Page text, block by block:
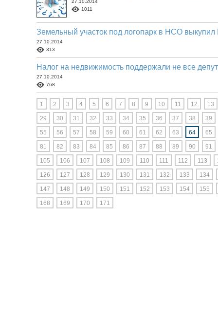
1011
Земельный участок под логопарк в НСО
27.10.2014
313
Налог на недвижимость поддержали не все
27.10.2014
768
1 2 3 4 5 6 7 8 9 10 11 12 13
29 30 31 32 33 34 35 36 37 38 39
55 56 57 58 59 60 61 62 63 64 65
81 82 83 84 85 86 87 88 89 90 91
105 106 107 108 109 110 111 112 113
126 127 128 129 130 131 132 133 134
147 148 149 150 151 152 153 154 155
168 169 170 171